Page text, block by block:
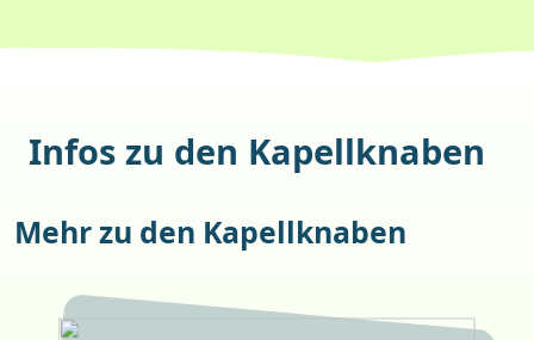
Infos zu den Kapellknaben
Mehr zu den Kapellknaben